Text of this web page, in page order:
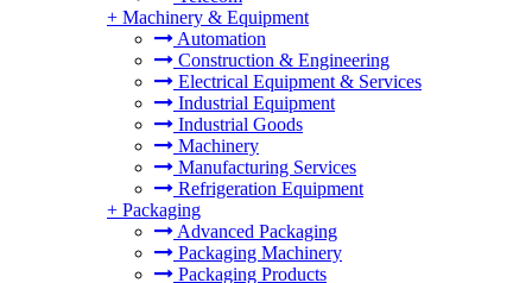
+ Machinery & Equipment
Automation
Construction & Engineering
Electrical Equipment & Services
Industrial Equipment
Industrial Goods
Machinery
Manufacturing Services
Refrigeration Equipment
+ Packaging
Advanced Packaging
Packaging Machinery
Packaging Products